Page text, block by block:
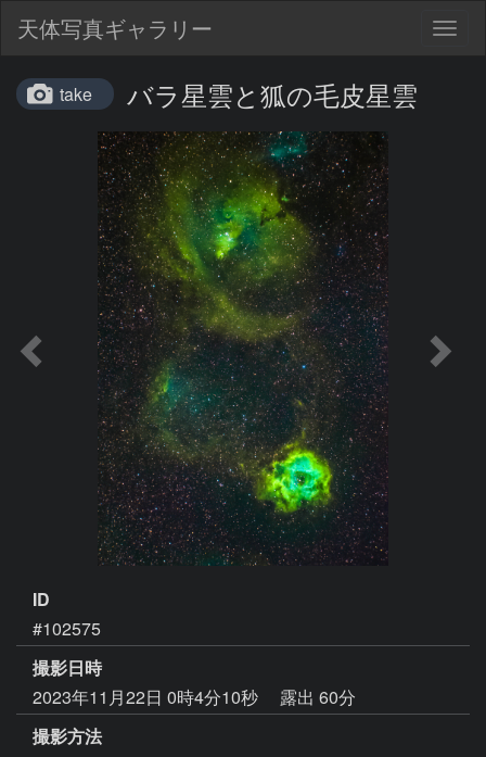
天体写真ギャラリー
take バラ星雲と狐の毛皮星雲
ID
#102575
撮影日時
2023年11月22日 0時4分10秒
露出 60分
撮影方法